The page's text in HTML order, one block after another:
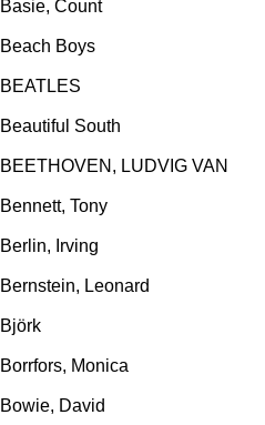
Basie, Count
Beach Boys
BEATLES
Beautiful South
BEETHOVEN, LUDVIG VAN
Bennett, Tony
Berlin, Irving
Bernstein, Leonard
Björk
Borrfors, Monica
Bowie, David